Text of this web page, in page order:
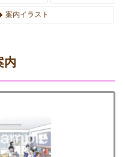
案内イラスト
内